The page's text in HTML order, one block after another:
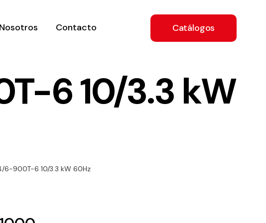
Variedad de
Contacto Catálogos
6 10/3.3 kW
6-900T-6 10/3.3 kW 60Hz